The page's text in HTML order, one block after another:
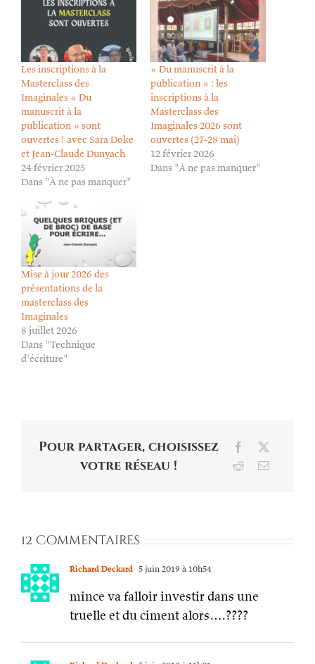
Les inscriptions à la
Masterclass des
Imaginales « Du
manuscrit à la
publication » sont
ouvertes ! avec Sara Doke
et Jean-Claude Dunyach
24 février 2025
Dans "À ne pas manquer"
« Du manuscrit à la
publication » : les
inscriptions à la
Masterclass des
Imaginales 2026 sont
ouvertes (27-28 mai)
12 février 2026
Dans "À ne pas manquer"
Mise à jour 2026 des
présentations de la
masterclass des
Imaginales
8 juillet 2026
Dans "Technique
d'écriture"
Pour partager, choisissez
votre réseau !
Facebook
RedditEmail
12 Commentaires
Richard Deckard 5 juin 2019 à 10h54
mince va falloir investir dans une
truelle et du ciment alors….????